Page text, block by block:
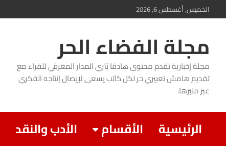
Skip
content
الخميس, أغسطس 6, 2026
مجلة الفضاء الحر
مجلة إخبارية تقدم محتوى هادفا يُثري المدار المعرفي للقراء مع
تقديم هامش تعبيري حر لكل كاتب يسعى لإيصال إنتاجه الفكري
عبر منبرها.
الرئيسية الأقسام الأدب والنقد